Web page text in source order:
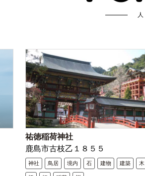
祐徳稲荷神社
鹿島市古枝乙１８５５
神社 鳥居 境内 石 建物 建築 木